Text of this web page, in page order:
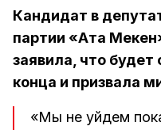
Кандидат в
партии «Ата
заявила, что будет
конца и призвала
«Мы не уйдем